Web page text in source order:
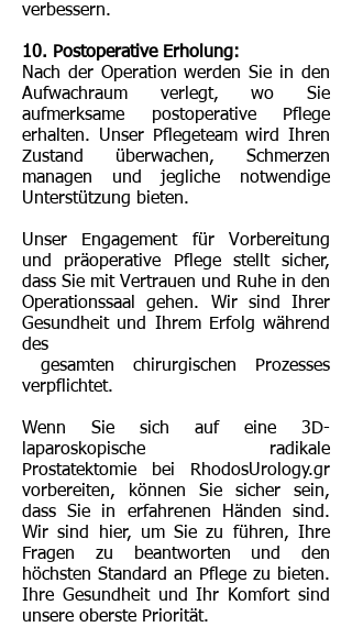
verbessern.
10. Postoperative Erholung:
Nach der Operation werden Sie in den
Aufwachraum verlegt, wo Sie
aufmerksame postoperative Pflege
erhalten. Unser Pflegeteam wird Ihren
Zustand überwachen, Schmerzen
managen und jegliche notwendige
Unterstützung bieten.
Unser Engagement für Vorbereitung
und präoperative Pflege stellt sicher,
dass Sie mit Vertrauen und Ruhe in den
Operationssaal gehen. Wir sind Ihrer
Gesundheit und Ihrem Erfolg während
des
gesamten chirurgischen Prozesses
verpflichtet.
Wenn Sie sich auf eine 3D-
laparoskopische radikale
Prostatektomie bei RhodosUrology.gr
vorbereiten, können Sie sicher sein,
dass Sie in erfahrenen Händen sind.
Wir sind hier, um Sie zu führen, Ihre
Fragen zu beantworten und den
höchsten Standard an Pflege zu bieten.
Ihre Gesundheit und Ihr Komfort sind
unsere oberste Priorität.